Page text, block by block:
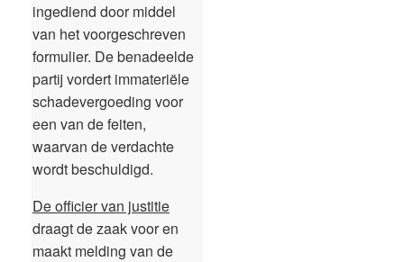
ingediend door middel
van het voorgeschreven
formulier. De benadeelde
partij vordert immateriële
schadevergoeding voor
een van de feiten,
waarvan de verdachte
wordt beschuldigd.
De officier van justitie
draagt de zaak voor en
maakt melding van de